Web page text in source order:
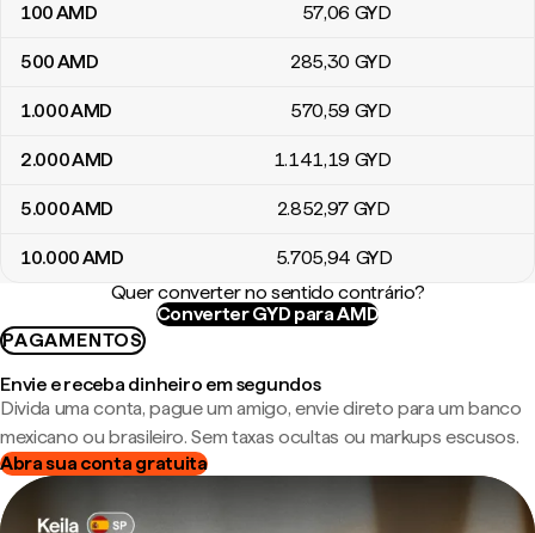
100AMD 57,06 GYD
500AMD 285,30 GYD
1.000AMD 570,59 GYD
2.000AMD 1.141,19 GYD
5.000AMD 2.852,97 GYD
10.000AMD 5.705,94 GYD
Quer converter no sentido contrário?
Converter GYD para AMD
PAGAMENTOS
Envie e receba dinheiro em segundos
Divida uma conta, pague um amigo, envie direto para um banco
mexicano ou brasileiro. Sem taxas ocultas ou markups escusos.
Abra sua conta gratuita